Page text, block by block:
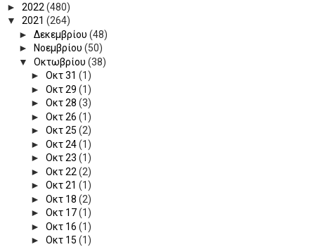
► 2022 (480)
▼ 2021 (264)
► Δεκεμβρίου (48)
►
Νοεμβρίου (50)
▼ Οκτωβρίου (38)
► Οκτ 31 (1)
► Οκτ 29 (1)
► Οκτ 28 (3)
► Οκτ 26 (1)
► Οκτ 25 (2)
► Οκτ 24(1)
► Οκτ 23 (1)
► Οκτ 22 (2)
► Οκτ 21 (1)
► Οκτ 18 (2)
► Οκτ 17(1)
► Οκτ 16 (1)
► Οκτ 15 (1)